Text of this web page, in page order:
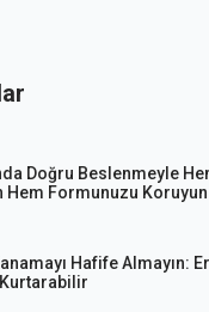
Doğru Beslenmeyle
Hem Formunuzu Koruyun
Hafife Almayın:
Kurtarabilir